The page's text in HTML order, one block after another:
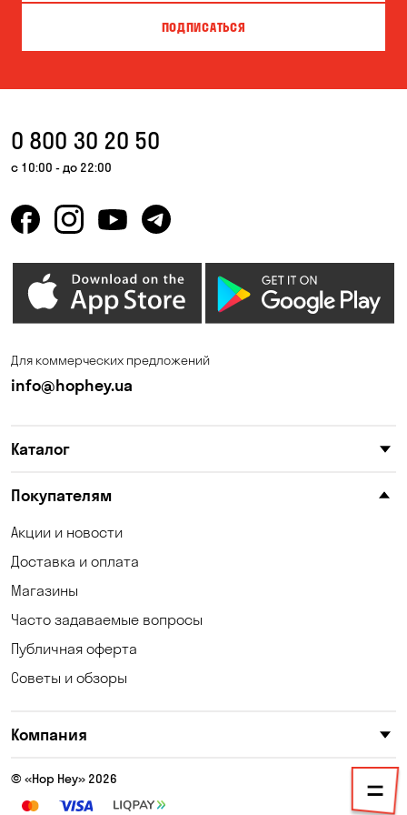
ПОДПИСАТЬСЯ
0 800 30 20 50
с 10:00 - до 22:00
Для коммерческих предложений
info@hophey.ua
Каталог
Покупателям
Акции и новости
Доставка и оплата
Магазины
Часто задаваемые вопросы
Публичная оферта
Советы и обзоры
Компания
© «Hop Hey» 2026